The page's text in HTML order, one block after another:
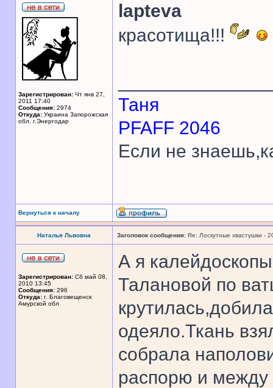
Зарегистрирован: Чт янв 27,
2011 17:40
Сообщения: 2974
Откуда: Украина Запорожская
обл. г.Энергодар
lapteva
красотища!!!
Таня
PFAFF 2046
Если не
Вернуться к началу
Наталья Львовна Заголовок сообщения: Re: Лоскутные хвастушки -
Зарегистрирован: Сб май 08,
2010 13:45
Сообщения: 296
Откуда: г. Благовещенск
Амурской обл
А я
Талановой по
одеяло.Ткань
собрала
распорю и между